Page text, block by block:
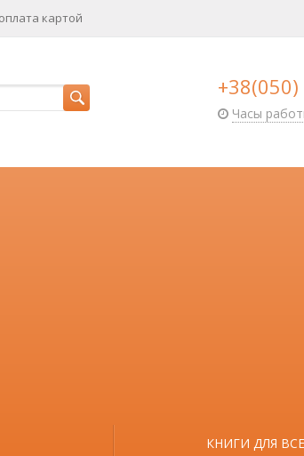
картой
Часы
КНИГИ ДЛЯ